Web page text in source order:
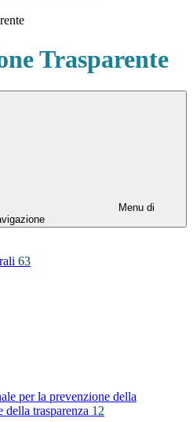
Trasparente
Menu di
63
per la prevenzione della
della trasparenza 12